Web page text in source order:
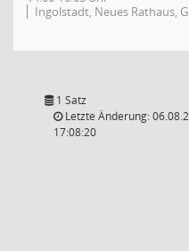
Ingolstadt, Neues Rathaus,
1 Satz
Letzte Änderung:
17:08:20